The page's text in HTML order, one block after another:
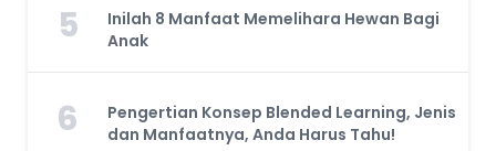
5
Inilah 8 Manfaat Memelihara Hewan Bagi
Anak
6
Pengertian Konsep Blended Learning, Jenis
dan Manfaatnya, Anda Harus Tahu!